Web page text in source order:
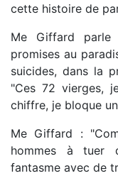
cette histoire de
Me Giffard
promises au
suicides, dans la
"Ces 72 vierges,
chiffre, je bloque
Me Giffard :
hommes à tuer
fantasme avec de